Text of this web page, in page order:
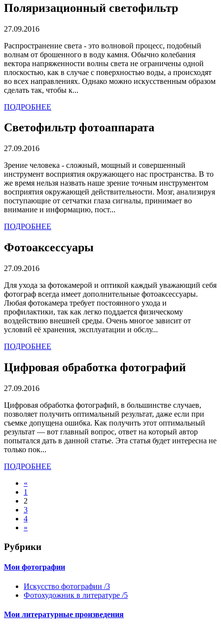
Поляризационный светофильтр
27.09.2016
Распространение света - это волновой процесс, подобный
волнам от брошенного в воду камня. Обычно колебания
вектора напряженности волны света не ограничены одной
плоскостью, как в случае с поверхностью воды, а происходят
во всех направлениях. Однако можно искусственным образом
сделать так, чтобы к...
ПОДРОБНЕЕ
Светофильтр фотоаппарата
27.09.2016
Зрение человека - сложный, мощный и совершенный
инструмент восприятия окружающего нас пространства. В то
же время нельзя назвать наше зрение точным инструментом
восприятия окружающей действительности. Мозг, анализируя
поступающие от сетчатки глаза сигналы, принимает во
внимание и информацию, пост...
ПОДРОБНЕЕ
Фотоаксессуары
27.09.2016
Для ухода за фотокамерой и оптикой каждый уважающий себя
фотограф всегда имеет дополнительные фотоаксессуары.
Любая фотокамера требует постоянного ухода и
профилактики, так как легко поддается физическому
воздействию внешней среды. Очень многое зависит от
условий её хранения, эксплуатации и обслу...
ПОДРОБНЕЕ
Цифровая обработка фотографий
27.09.2016
Цифровая обработка фотографий, в большинстве случаев,
позволяет получить оптимальный результат, даже если при
съемке допущена ошибка. Как получить этот оптимальный
результат — вот главный вопрос, ответ на который автор
попытался дать в данной статье. Эта статья будет интересна не
только пок...
ПОДРОБНЕЕ
«
1
2
3
4
»
Рубрики
Мои фотографии
Искусство фотографии /3
Фотохудожник в литературе /5
Мои литературные произведения